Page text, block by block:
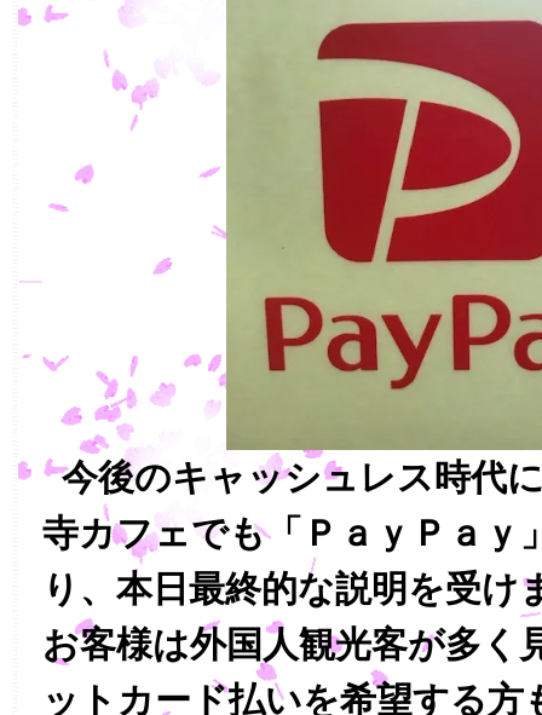
今後のキャッシュレス時代
寺カフェでも「ＰａｙＰａｙ
り、本日最終的な説明を受け
お客様は外国人観光客が多く
ットカード払いを希望する方